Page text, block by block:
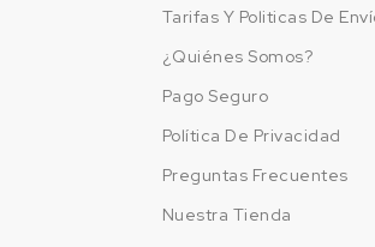
LD6D/M5 PISTACHIO
LG5A/X2 CAMEO (VAPOR)
Tarifas Y Politicas De
¿Quiénes Somos?
Pago Seguro
Política De Privacidad
Preguntas Frecuentes
Nuestra Tienda